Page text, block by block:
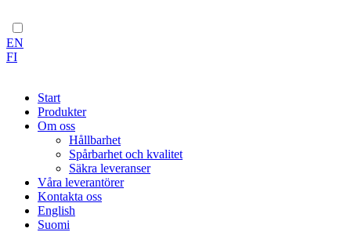
EN
FI
Start
Produkter
Om oss
Hållbarhet
Spårbarhet och kvalitet
Säkra leveranser
Våra leverantörer
Kontakta oss
English
Suomi